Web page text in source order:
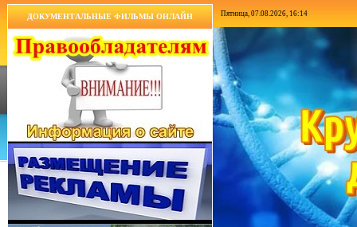
ДОКУМЕНТАЛЬНЫЕ ФИЛЬМЫ ОНЛАЙН Пятница, 07.08.2026, 16:14